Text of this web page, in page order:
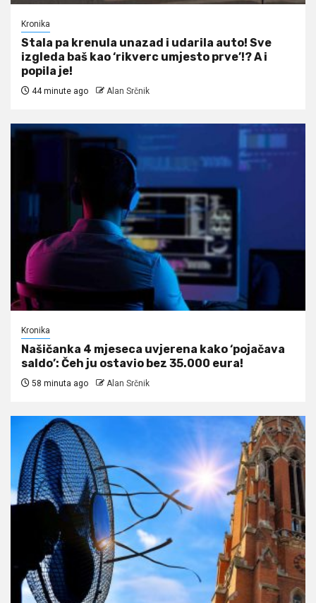
Kronika
Stala pa krenula unazad i udarila auto! Sve
izgleda baš kao ‘rikverc umjesto prve’!? A i
popila je!
44 minute ago Alan Srčnik
Kronika
Našičanka 4 mjeseca uvjerena kako ‘pojačava
saldo’: Čeh ju ostavio bez 35.000 eura!
58 minuta ago Alan Srčnik